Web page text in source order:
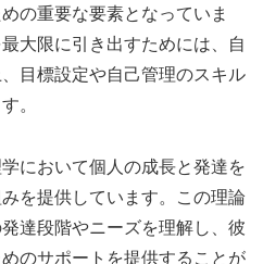
の重要な要素となっていま
大限に引き出すためには、自
目標設定や自己管理のスキル
。
において個人の成長と発達を
を提供しています。この理論
達段階やニーズを理解し、彼
のサポートを提供することが